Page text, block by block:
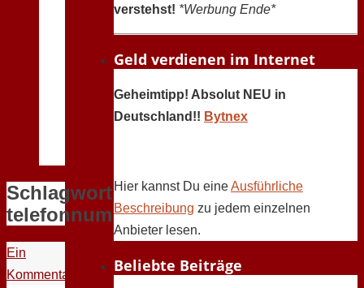
Schlagwort:
telefonnummer
Ein
Kommentar
verstehst! *Werbung Ende*
Geld verdienen im Internet
Geheimtipp! Absolut NEU in
Deutschland!! Bytnex
Hier kannst Du eineAusführliche
Beschreibung zu jedem einzelnen
Anbieter lesen.
Beliebte Beiträge